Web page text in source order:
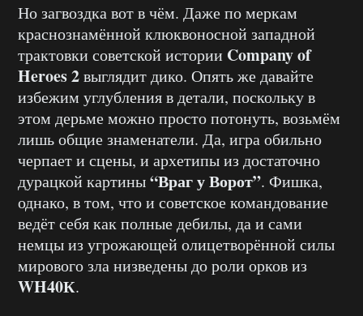
Но загвоздка вот в чём. Даже по меркам
краснознамённой клюквоносной западной
трактовки советской истории Company of
Heroes 2выглядит дико. Опять же давайте
избежим углубления в детали, поскольку в
этом дерьме можно просто потонуть, возьмём
лишь общие знаменатели. Да, игра обильно
черпает и сцены, и архетипы из достаточно
дурацкой картины“Враг у Ворот”. Фишка,
однако, в том, что и советское командование
ведёт себя как полные дебилы, да и сами
немцы из угрожающей олицетворённой силы
мирового зла низведены до роли орков из
WH40К.